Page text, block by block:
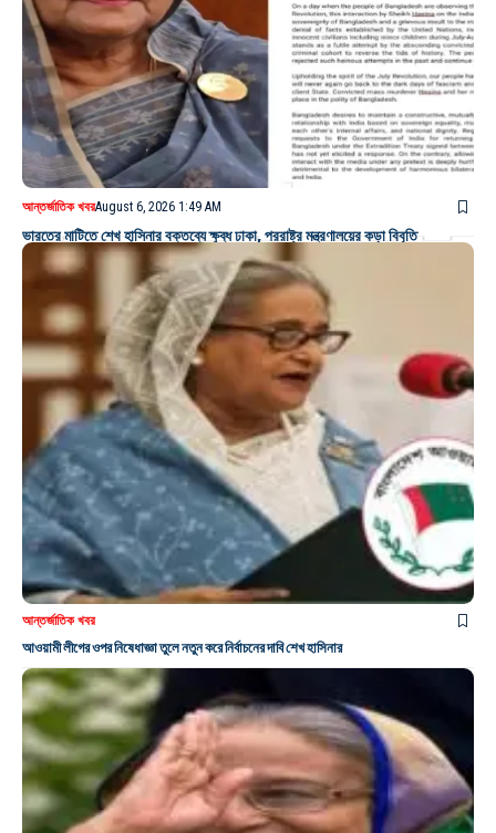
আন্তর্জাতিক খবরAugust 6, 2026 1:49 AM
ভারতের মাটিতে শেখ হাসিনার বক্তব্যে ক্ষুব্ধ ঢাকা, পররাষ্ট্র মন্ত্রণালয়ের কড়া বিবৃতি
আন্তর্জাতিক খবর
আওয়ামী লীগের ওপর নিষেধাজ্ঞা তুলে নতুন করে নির্বাচনের দাবি শেখ হাসিনার